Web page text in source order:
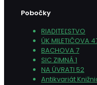
Pobočky
RIADITEĽSTVO
ÚK MILETIČOVA
BACHOVA 7
SIC ZIMNÁ 1
NA ÚVRATI 52
Antikvariát